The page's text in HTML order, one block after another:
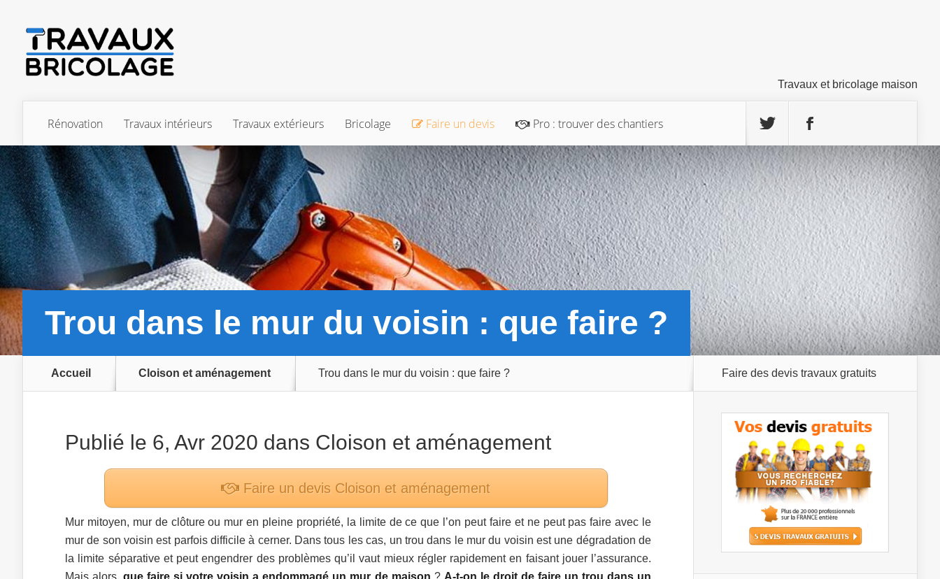
Travaux et bricolage maison
Rénovation Travaux intérieurs Travaux extérieurs Bricolage Faire un devis Pro : trouver des chantiers
Trou dans le mur du voisin : que faire ?
Accueil Cloison et aménagement Trou dans le mur du voisin : que faire ?
Publié le 6, Avr 2020 dans Cloison et aménagement
Faire un devis Cloison et aménagement
Mur mitoyen, mur de clôture ou mur en pleine propriété, la limite de ce que l’on peut faire et ne peut pas faire avec le
mur de son voisin est parfois difficile à cerner. Dans tous les cas, un trou dans le mur du voisin est une dégradation de
la limite séparative et peut engendrer des problèmes qu’il vaut mieux régler rapidement en faisant jouer l’assurance.
Mais alors,que faire si votre voisin a endommagé un mur de maison ? A-t-on le droit de faire un trou dans un
Faire des devis travaux gratuits